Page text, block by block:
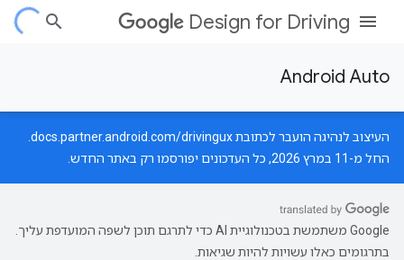
Design for Driving
Android Auto
העיצוב לנהיגה הועבר לכתובתdocs.partner.android.com/drivingux
החל מ-11 במרץ 2026, כל העדכונים יפורסמו רק באתר החדש.
‫Google משתמשת בטכנולוגיית AI כדי לתרגם תוכן לשפה המועדפת עליך.
בתרגומים כאלו עשויות להיות שגיאות.